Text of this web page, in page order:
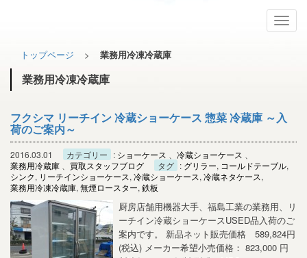
トップページ > 業務用冷凍冷蔵庫
業務用冷凍冷蔵庫
フクシマ リーチイン 冷蔵ショーケース 惣菜 冷蔵庫 ～入
荷のご案内～
2016.03.01 カテゴリー : ショーケース 冷蔵ショーケース
業務用冷蔵庫
買取スタッフブログ タグ : グリラー, コールドテーブル,
シンク, リーチインショーケース, 冷蔵ショーケース, 冷蔵ネタケース,
業務用冷凍冷蔵庫, 無煙ロースター, 鉄板
厨房店舗用機器大手、福島工業の業務用、リ
ーチイン冷蔵ショーケースUSED品入荷のご
案内です。 新品ネット販売価格 589,824円
(税込) メーカー希望小売価格： 823,000 円